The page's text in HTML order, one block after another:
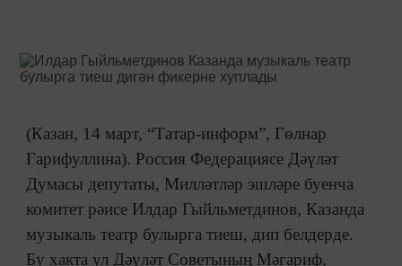
(Казан, 14 март, “Татар-информ”, Гөлнар
Гарифуллина). Россия Федерациясе Дәүләт
Думасы депутаты, Милләтләр эшләре буенча
комитет рәисе Илдар Гыйльметдинов, Казанда
музыкаль театр булырга тиеш, дип белдерде.
Бу хакта ул Дәүләт Советының Мәгариф,